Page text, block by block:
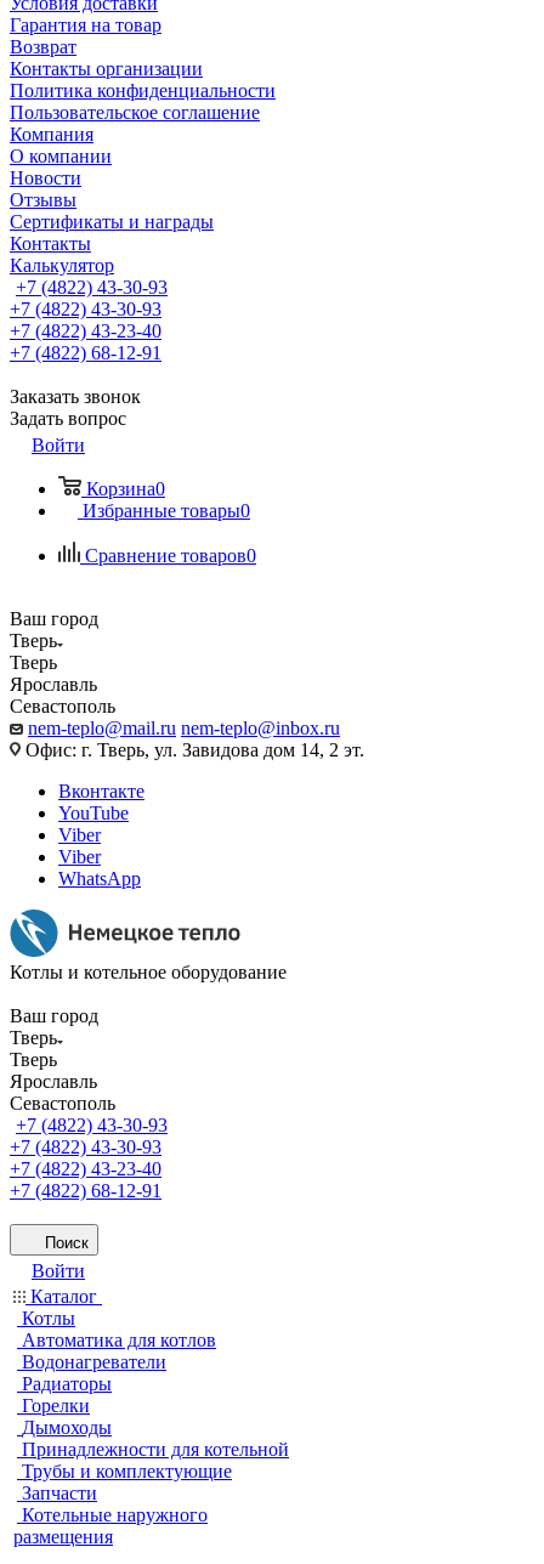
Гарантия на товар
Возврат
Контакты организации
Политика конфиденциальности
Пользовательское соглашение
Компания
О компании
Новости
Отзывы
Сертификаты и награды
Контакты
Калькулятор
+7 (4822) 43-30-93
+7 (4822) 43-30-93
+7 (4822) 43-23-40
+7 (4822) 68-12-91
Заказать звонок
Задать вопрос
Войти
Корзина0
Избранные товары0
Сравнение товаров0
Ваш город
Тверь
Тверь
Ярославль
Севастополь
nem-teplo@mail.ru nem-teplo@inbox.ru
Офис: г. Тверь, ул. Завидова дом 14, 2 эт.
Вконтакте
YouTube
Viber
Viber
WhatsApp
Котлы и котельное оборудование
Ваш город
Тверь
Тверь
Ярославль
Севастополь
+7 (4822) 43-30-93
+7 (4822) 43-30-93
+7 (4822) 43-23-40
+7 (4822) 68-12-91
Поиск
Войти
Каталог
Котлы
Автоматика для котлов
Водонагреватели
Радиаторы
Горелки
Дымоходы
Принадлежности для котельной
Трубы и комплектующие
Запчасти
Котельные наружного
размещения